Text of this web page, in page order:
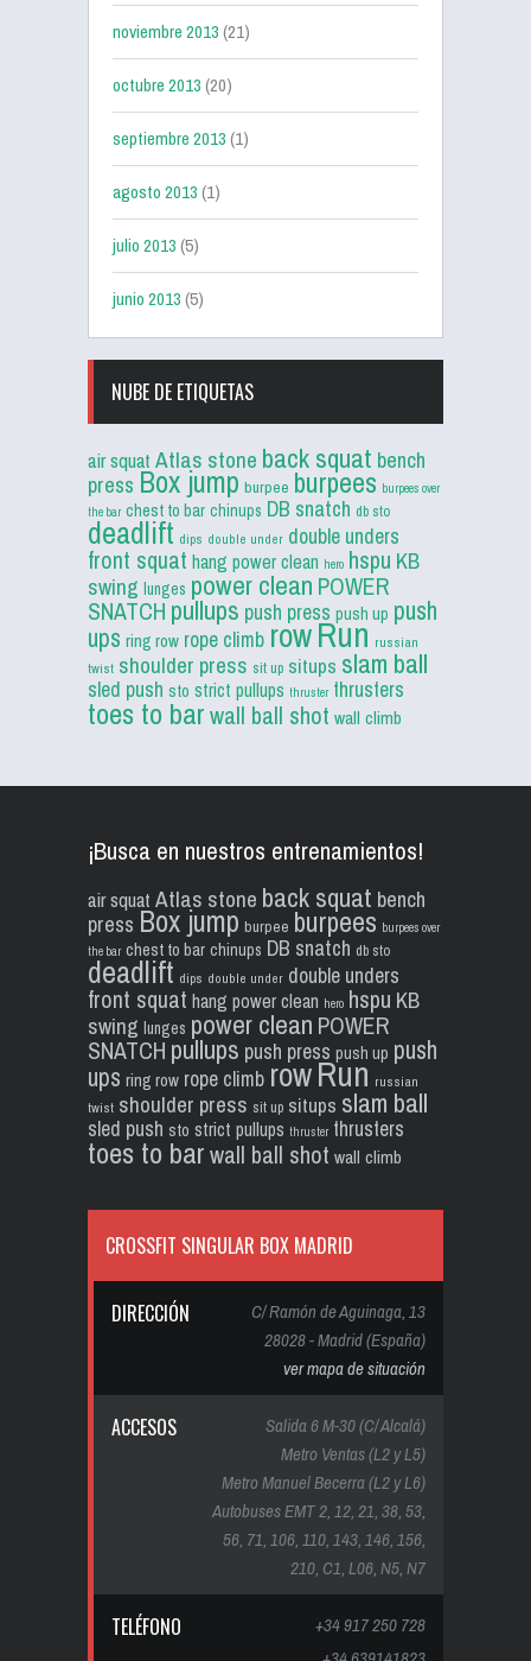
noviembre 2013(21)
octubre 2013(20)
septiembre 2013(1)
agosto 2013(1)
julio 2013(5)
junio 2013(5)
NUBE DE ETIQUETAS
air squat Atlas stone back squat bench
press Box jump burpee burpees burpees over
the bar chest to bar chinups DB snatch db sto
deadlift dips double under double unders
front squat hang power clean hero hspu KB
swing lunges power clean POWER
SNATCH pullups push press push up push
ups ring row rope climb rowRun russian
twist shoulder press sit up situps slam ball
sled push sto strict pullups thruster thrusters
toes to barwall ball shot wall climb
¡Busca en nuestros entrenamientos!
air squat Atlas stone back squat bench
press Box jump burpee burpees burpees over
the bar chest to bar chinups DB snatch db sto
deadlift dips double under double unders
front squat hang power clean hero hspu KB
swing lunges power clean POWER
SNATCH pullups push press push up push
ups ring row rope climb rowRun russian
twist shoulder press sit up situps slam ball
sled push sto strict pullups thruster thrusters
toes to barwall ball shot wall climb
CROSSFIT SINGULAR BOX MADRID
DIRECCIÓN
C/ Ramón de Aguinaga, 13
28028 - Madrid (España)
ver mapa de situación
ACCESOS
Salida 6 M-30 (C/ Alcalá)
Metro Ventas (L2 y L5)
Metro Manuel Becerra (L2 y L6)
Autobuses EMT 2, 12, 21, 38, 53,
56, 71, 106, 110, 143, 146, 156,
210, C1, L06, N5, N7
TELÉFONO
+34 917 250 728